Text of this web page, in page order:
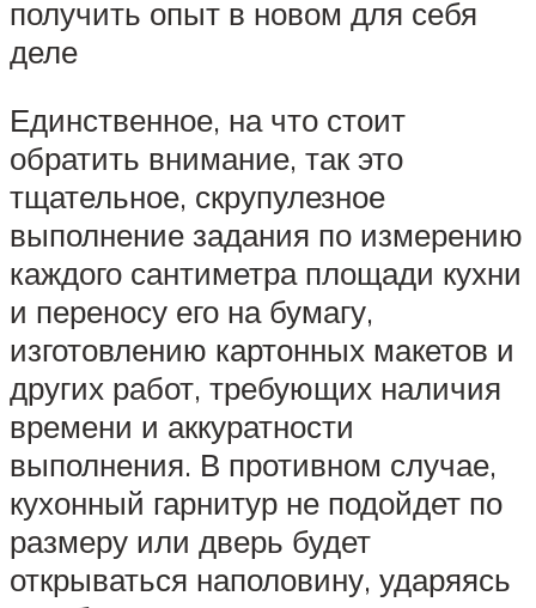
получить опыт в новом для себя
деле
Единственное, на что стоит
обратить внимание, так это
тщательное, скрупулезное
выполнение задания по измерению
каждого сантиметра площади кухни
и переносу его на бумагу,
изготовлению картонных макетов и
других работ, требующих наличия
времени и аккуратности
выполнения. В противном случае,
кухонный гарнитур не подойдет по
размеру или дверь будет
открываться наполовину, ударяясь